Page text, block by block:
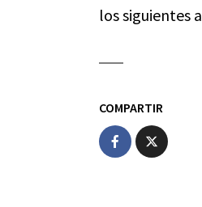
los siguientes
COMPARTIR